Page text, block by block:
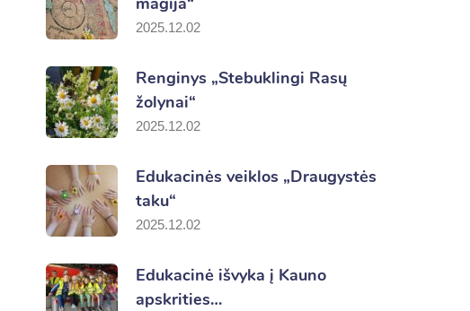
2025.12.02
Renginys „Stebuklingi Rasų
žolynai“
2025.12.02
Edukacinės veiklos „Draugystės
taku“
2025.12.02
Edukacinė išvyka į Kauno
apskrities…